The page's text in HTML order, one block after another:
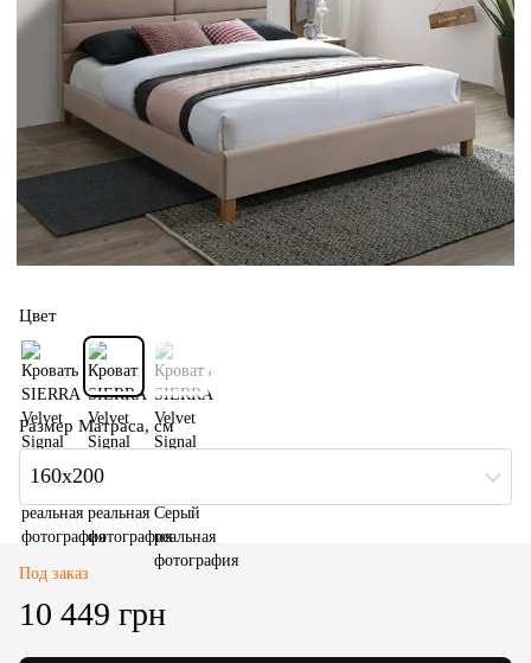
Цвет
Размер Матраса, см
160x200
Под заказ
10 449 грн